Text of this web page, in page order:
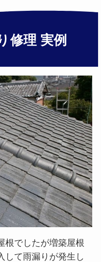
修理 実例
根でしたが増築屋根
して雨漏りが発生し